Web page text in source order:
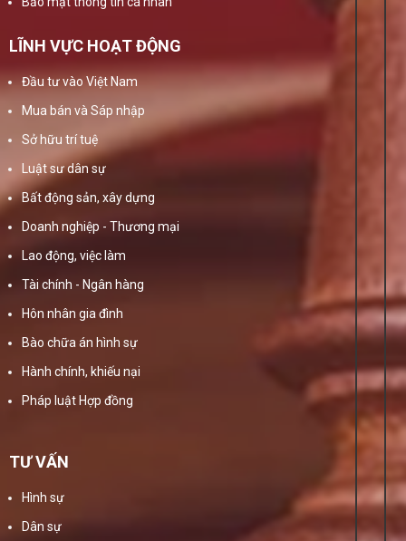
LĨNH VỰC HOẠT ĐỘNG
Đầu tư vào Việt Nam
Mua bán và Sáp nhập
Sở hữu trí tuệ
Luật sư dân sự
Bất động sản, xây dựng
Doanh nghiệp - Thương mại
Lao động, việc làm
Tài chính - Ngân hàng
Hôn nhân gia đình
Bào chữa án hình sự
Hành chính, khiếu nại
Pháp luật Hợp đồng
TƯ VẤN
Hình sự
Dân sự